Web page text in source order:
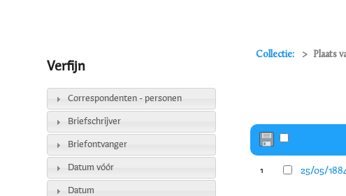
Collectie: Plaats
1 25/05/
Verfijn
Correspondenten - personen
Briefschrijver
Briefontvanger
Datum vóór
Datum